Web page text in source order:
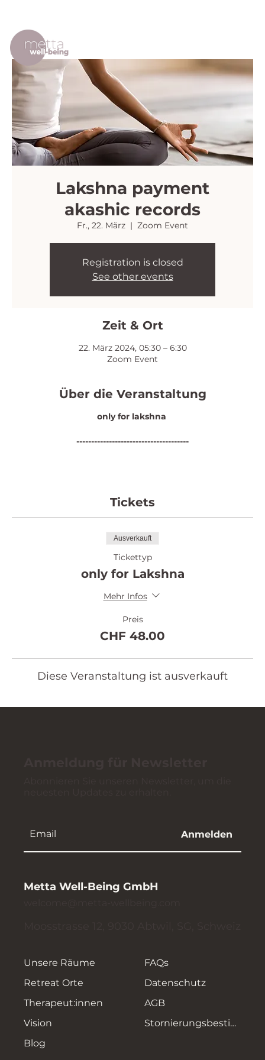
Lakshna payment
akashic records
Fr., 22. März
  |
Zoom Event
Registration is closed
See other events
Zeit & Ort
22. März 2024, 05:30 – 6:30
Zoom Event
Über die Veranstaltung
only for lakshna
--------------------------------------
Tickets
Ausverkauft
Tickettyp
only for Lakshna
Mehr Infos
Preis
CHF 48.00
Diese Veranstaltung ist ausverkauft
Anmelden
Metta Well-Being GmbH
Unsere Räume
Retreat Orte
Therapeut:innen
Vision
Blog
FAQs
Datenschutz
AGB
Stornierungsbestimmungen